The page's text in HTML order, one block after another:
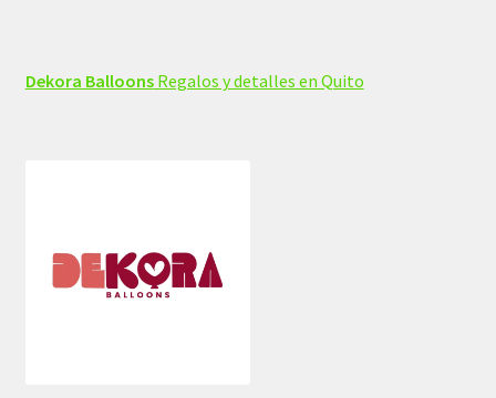
Dekora BalloonsRegalos y detalles en Quito